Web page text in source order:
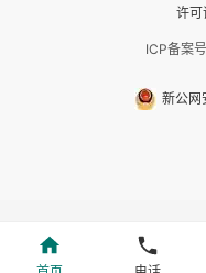
许
ICP备案
新公